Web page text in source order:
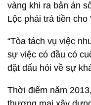
vàng khi ra bản án
Lộc phải trả tiền cho
“Tòa tách vụ việc
sự việc có đầu có
đặt dấu hỏi về sự
Thời điểm năm